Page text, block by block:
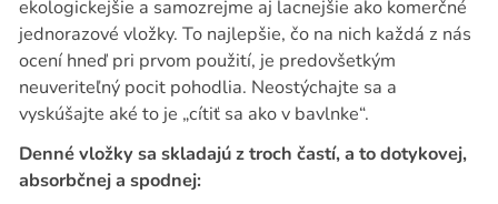
ekologickejšie a samozrejme aj lacnejšie ako komerčné
jednorazové vložky. To najlepšie, čo na nich každá z nás
ocení hneď pri prvom použití, je predovšetkým
neuveriteľný pocit pohodlia. Neostýchajte sa a
vyskúšajte aké to je „cítiť sa ako v bavlnke“.
Denné vložky sa skladajú z troch častí, a to dotykovej,
absorbčnej a spodnej: